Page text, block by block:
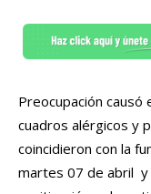
Preocupación
cuadros alérgicos y
coincidieron con la
martes 07 de abril y